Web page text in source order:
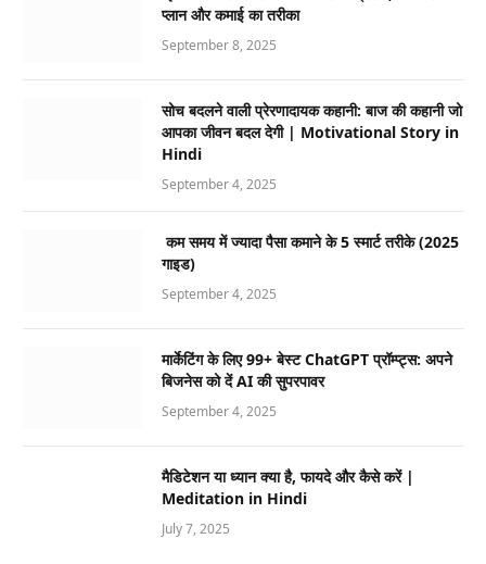
प्लान और कमाई का तरीका
September 8, 2025
सोच बदलने वाली प्रेरणादायक कहानी: बाज की कहानी जो
आपका जीवन बदल देगी | Motivational Story in
Hindi
September 4, 2025
कम समय में ज्यादा पैसा कमाने के 5 स्मार्ट तरीके (2025
गाइड)
September 4, 2025
मार्केटिंग के लिए 99+ बेस्ट ChatGPT प्रॉम्प्ट्स: अपने
बिजनेस को दें AI की सुपरपावर
September 4, 2025
मैडिटेशन या ध्यान क्या है, फायदे और कैसे करें |
Meditation in Hindi
July 7, 2025